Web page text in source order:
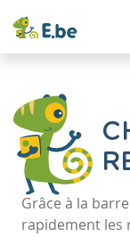
Grâce à la
rapidement les